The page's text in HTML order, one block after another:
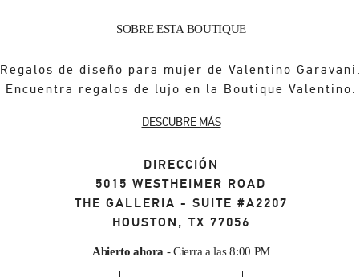
SOBRE ESTA BOUTIQUE
Regalos de diseño para mujer de Valentino Garavani.
Encuentra regalos de lujo en la Boutique Valentino.
DESCUBRE MÁS
DIRECCIÓN
5015 WESTHEIMER ROAD
THE GALLERIA - SUITE #A2207
HOUSTON , TX 77056
Abierto ahora - Cierra a las 8:00 PM